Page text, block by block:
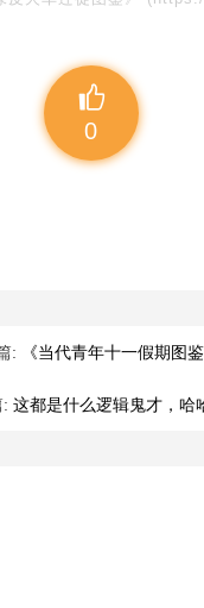
0
: 《当代青年十一假期图鉴
这都是什么逻辑鬼才，哈